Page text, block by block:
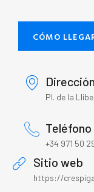
CÓMO
Dirección
Pl. de la
Teléfono
+34 971 50
Sitio web
https://